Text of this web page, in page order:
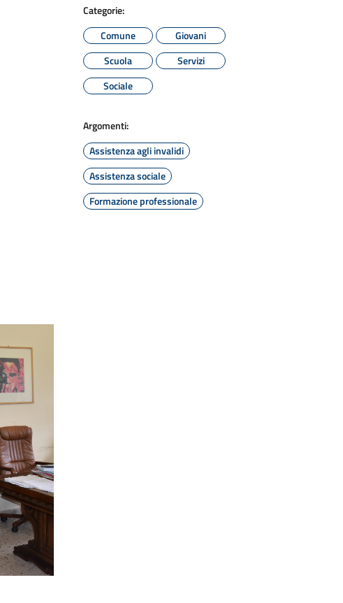
Categorie:
Comune
Giovani
Scuola
Servizi
Sociale
Argomenti:
Assistenza agli invalidi
Assistenza sociale
Formazione professionale